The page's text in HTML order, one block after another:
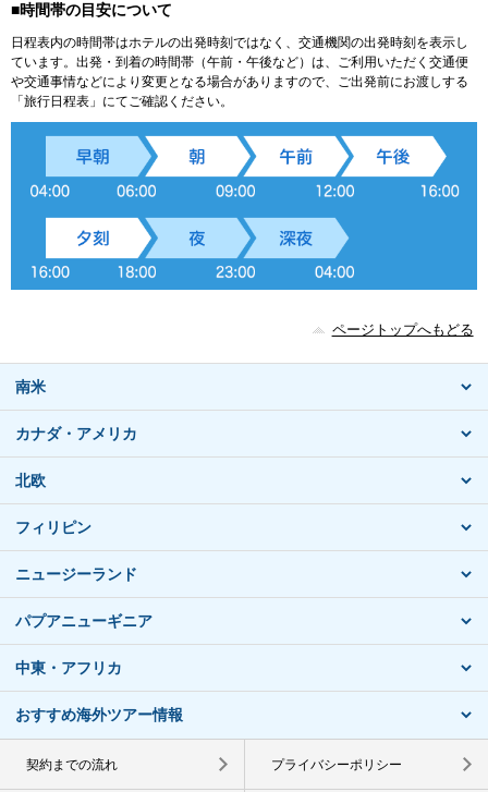
■時間帯の目安について
日程表内の時間帯はホテルの出発時刻ではなく、交通機関の出発時刻を表示し
ています。出発・到着の時間帯（午前・午後など）は、ご利用いただく交通便
や交通事情などにより変更となる場合がありますので、ご出発前にお渡しする
「旅行日程表」にてご確認ください。
ページトップへもどる
南米
カナダ・アメリカ
北欧
フィリピン
ニュージーランド
パプアニューギニア
中東・アフリカ
おすすめ海外ツアー情報
契約までの流れ プライバシーポリシー